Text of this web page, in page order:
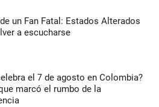
un Fan Fatal: Estados Alterados
a escucharse
el 7 de agosto en Colombia?
marcó el rumbo de la